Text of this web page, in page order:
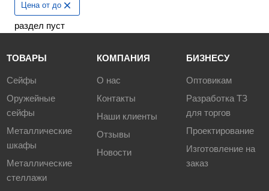
Цена от до
раздел пуст
ТОВАРЫ
Сейфы
Оружейные
сейфы
Металлические
шкафы
Металлические
стеллажи
КОМПАНИЯ
О нас
Контакты
Наши клиенты
Отзывы
Новости
БИЗНЕСУ
Оптовикам
Разработка ТЗ
для торгов
Проектирование
Изготовление на
заказ